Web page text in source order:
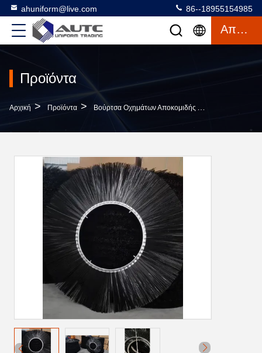
ahuniform@live.com 86--18955154985
Απόσπασμα
Προϊόντα
Αρχική > Προϊόντα > Βούρτσα Οχημάτων Αποκομιδής Απορριμμάτων Χιονιού